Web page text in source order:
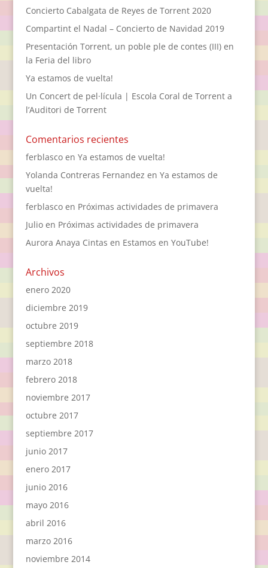
Concierto Cabalgata de Reyes de Torrent 2020
Compartint el Nadal – Concierto de Navidad 2019
Presentación Torrent, un poble ple de contes (III) en
la Feria del libro
Ya estamos de vuelta!
Un Concert de pel·lícula | Escola Coral de Torrent a
l’Auditori de Torrent
Comentarios recientes
ferblascoen Ya estamos de vuelta!
Yolanda Contreras Fernandez en Ya estamos de
vuelta!
ferblascoen Próximas actividades de primavera
Julioen Próximas actividades de primavera
Aurora Anaya Cintas en Estamos en YouTube!
Archivos
enero 2020
diciembre 2019
octubre 2019
septiembre 2018
marzo 2018
febrero 2018
noviembre 2017
octubre 2017
septiembre 2017
junio 2017
enero 2017
junio 2016
mayo 2016
abril 2016
marzo 2016
noviembre 2014